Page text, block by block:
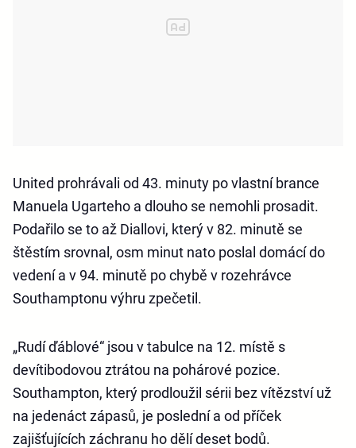
United prohrávali od 43. minuty po vlastní brance
Manuela Ugarteho a dlouho se nemohli prosadit.
Podařilo se to až Diallovi, který v 82. minutě se
štěstím srovnal, osm minut nato poslal domácí do
vedení a v 94. minutě po chybě v rozehrávce
Southamptonu výhru zpečetil.
„Rudí ďáblové“ jsou v tabulce na 12. místě s
devítibodovou ztrátou na pohárové pozice.
Southampton, který prodloužil sérii bez vítězství už
na jedenáct zápasů, je poslední a od příček
zajišťujících záchranu ho dělí deset bodů.